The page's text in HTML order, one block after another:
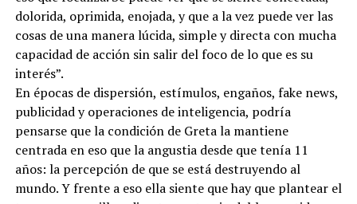
dolorida, oprimida, enojada, y que a la vez puede ver las
cosas de una manera lúcida, simple y directa con mucha
capacidad de acción sin salir del foco de lo que es su
interés”.
En épocas de dispersión, estímulos, engaños, fake news,
publicidad y operaciones de inteligencia, podría
pensarse que la condición de Greta la mantiene
centrada en eso que la angustia desde que tenía 11
años: la percepción de que se está destruyendo al
mundo. Y frente a eso ella siente que hay que plantear el